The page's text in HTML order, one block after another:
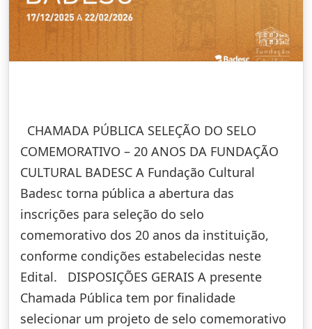
CHAMADA PÚBLICA SELEÇÃO DO SELO
COMEMORATIVO – 20 ANOS DA FUNDAÇÃO
CULTURAL BADESC A Fundação Cultural
Badesc torna pública a abertura das
inscrições para seleção do selo
comemorativo dos 20 anos da instituição,
conforme condições estabelecidas neste
Edital. DISPOSIÇÕES GERAIS A presente
Chamada Pública tem por finalidade
selecionar um projeto de selo comemorativo